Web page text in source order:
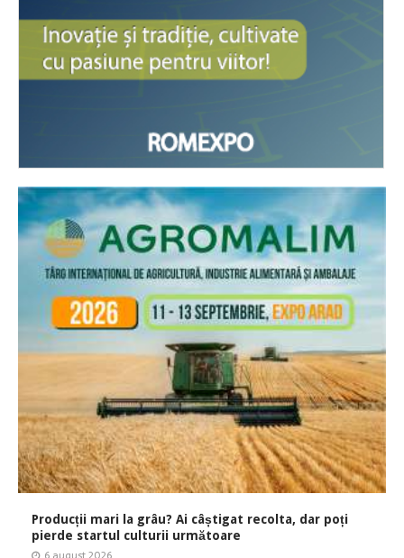
Producții mari la grâu? Ai câștigat recolta, dar poți
pierde startul culturii următoare